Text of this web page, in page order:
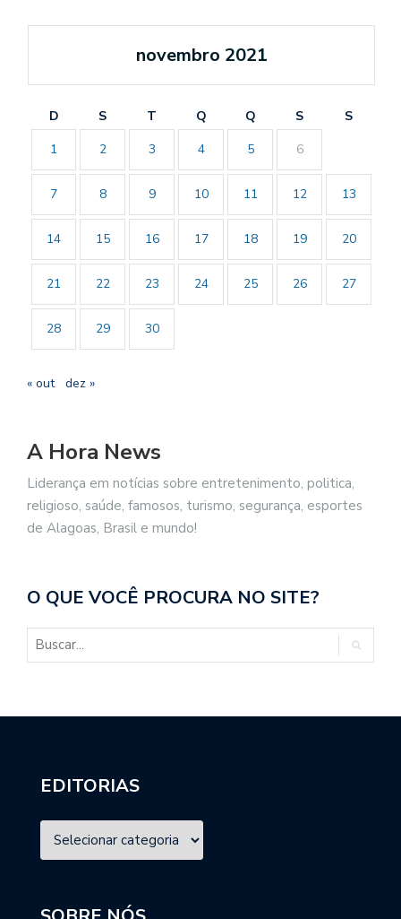
novembro 2021
D S T Q Q S
S
1
2 3 4 5 6
7 8 9 10 11 12 13
14 15 16 17 18 19 20
21 22 23 24 25 26 27
28 29 30
« out dez »
A Hora News
Liderança em notícias sobre entretenimento, politica,
religioso, saúde, famosos, turismo, segurança, esportes
de Alagoas, Brasil e mundo!
O QUE VOCÊ PROCURA NO SITE?
EDITORIAS